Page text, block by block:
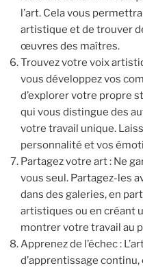
l’art. Cela vous
artistique et de trouver
œuvres des maîtres.
Trouvez votre voix
vous développez vos
d’explorer votre propre
qui vous distingue des
votre travail unique.
personnalité et vos
Partagez votre art : Ne
vous seul. Partagez-les
dans des galeries, en
artistiques ou en créant
montrer votre travail au
Apprenez de l’échec :
d’apprentissage